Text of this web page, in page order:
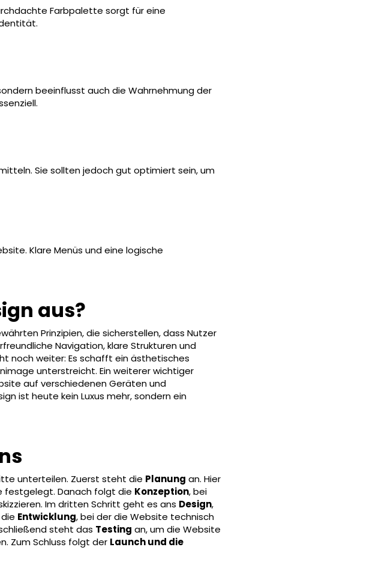
Farbpalette sorgt für eine
beeinflusst auch die Wahrnehmung der
Sie sollten jedoch gut optimiert sein, um
Klare Menüs und eine logische
aus?
Prinzipien, die sicherstellen, dass Nutzer
Navigation, klare Strukturen und
noch weiter: Es schafft ein ästhetisches
unterstreicht. Ein weiterer wichtiger
auf verschiedenen Geräten und
ist heute kein Luxus mehr, sondern ein
unterteilen. Zuerst steht die Planung an. Hier
festgelegt. Danach folgt die Konzeption, bei
Im dritten Schritt geht es ans Design,
Entwicklung, bei der die Website technisch
steht das Testing an, um die Website
Zum Schluss folgt der Launch und die